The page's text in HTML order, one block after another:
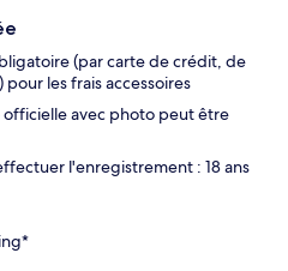
(par carte de crédit, de
les frais accessoires
avec photo peut être
l'enregistrement : 18 ans